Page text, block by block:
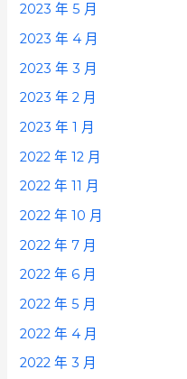
2023 年 5 月
2023 年 4 月
2023 年 3 月
2023 年 2 月
2023 年 1 月
2022 年 12 月
2022 年 11 月
2022 年 10 月
2022 年 7 月
2022 年 6 月
2022 年 5 月
2022 年 4 月
2022 年 3 月